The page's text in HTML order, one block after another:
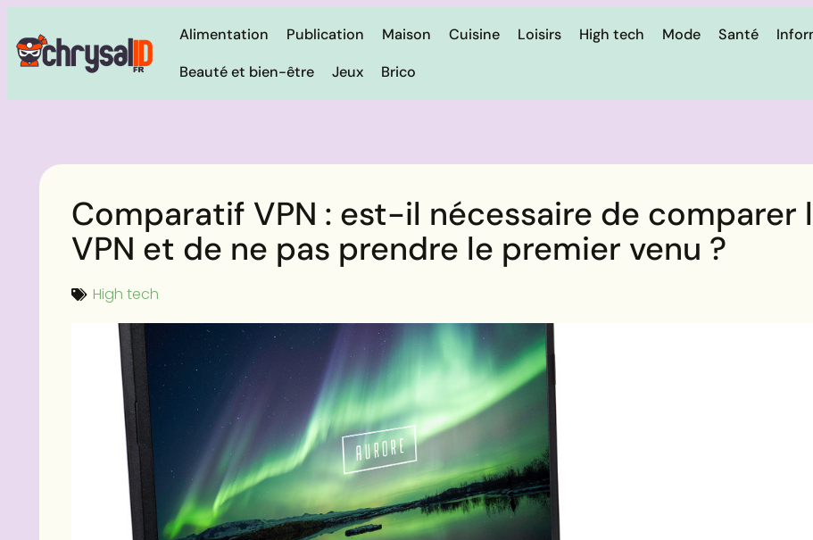
Alimentation Publication Maison Cuisine Loisirs High tech Mode Santé
Beauté et bien-être
Jeux Brico
Comparatif VPN : est-il nécessaire de comparer
VPN et de ne pas prendre le premier venu ?
High tech